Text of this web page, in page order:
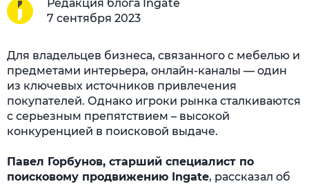
Редакция блога Ingate
7 сентября 2023
Для владельцев бизнеса, связанного с мебелью и
предметами интерьера, онлайн-каналы — один
из ключевых источников привлечения
покупателей. Однако игроки рынка сталкиваются
с серьезным препятствием – высокой
конкуренцией в поисковой выдаче.
Павел Горбунов, старший специалист по
поисковому продвижению Ingate, рассказал об